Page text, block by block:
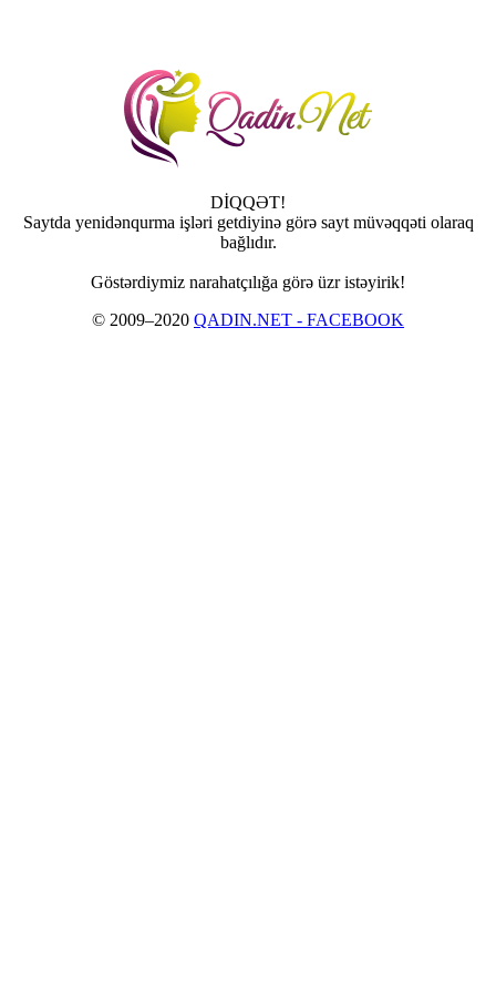
DİQQƏT!
Saytda yenidənqurma işləri getdiyinə görə sayt müvəqqəti olaraq
bağlıdır.
Göstərdiymiz narahatçılığa görə üzr istəyirik!
© 2009–2020 QADIN.NET - FACEBOOK